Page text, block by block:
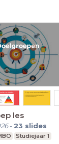
les
- 23 slides
Studiejaar 1